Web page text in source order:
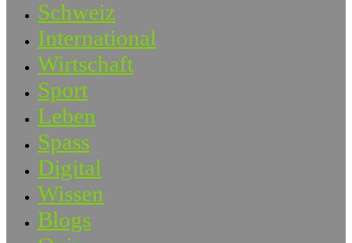
Schweiz
International
Wirtschaft
Sport
Leben
Spass
Digital
Wissen
Blogs